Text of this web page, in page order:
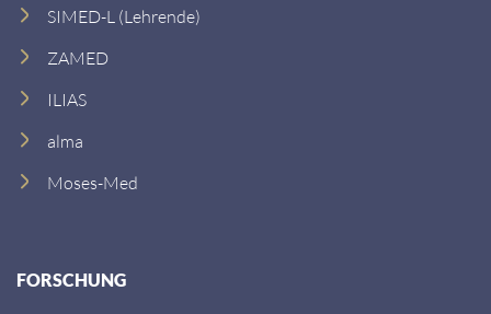
SIMED-L (Lehrende)
ZAMED
ILIAS
alma
Moses-Med
FORSCHUNG